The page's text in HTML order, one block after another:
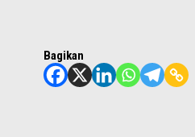
Bagikan